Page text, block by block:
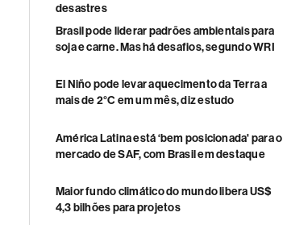
desastres
Brasil pode liderar padrões ambientais para
soja e carne. Mas há desafios, segundo WRI
El Niño pode levar aquecimento da Terra a
mais de 2°C em um mês, diz estudo
América Latina está ‘bem posicionada' para o
mercado de SAF, com Brasil em destaque
Maior fundo climático do mundo libera US$
4,3 bilhões para projetos